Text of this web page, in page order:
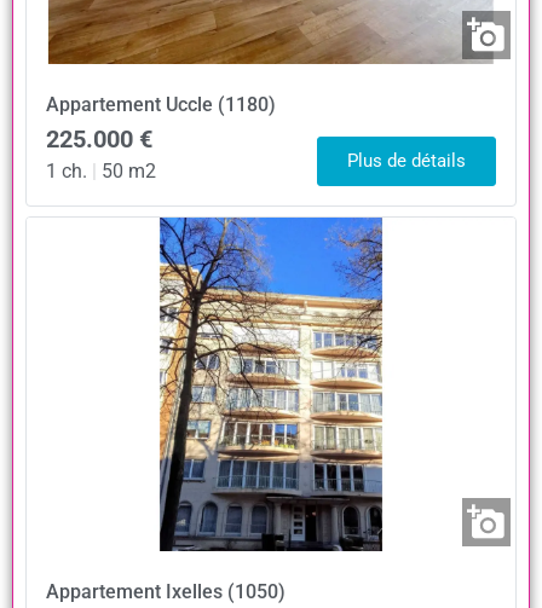
Appartement Uccle (1180)
225.000 €
1 ch. | 50 m2 Plus de détails
Appartement Ixelles (1050)